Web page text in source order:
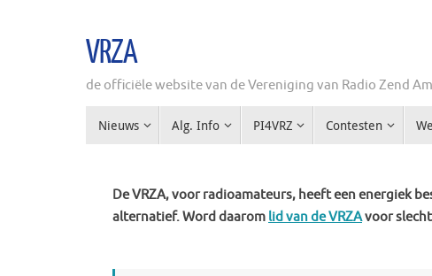
VRZA
de officiële website van de Vereniging van Radio Zend
naarNieuws Alg. Info PI4VRZ Contesten
De VRZA, voor radioamateurs, heeft een energiek
alternatief. Word daarom lid van de VRZAvoor